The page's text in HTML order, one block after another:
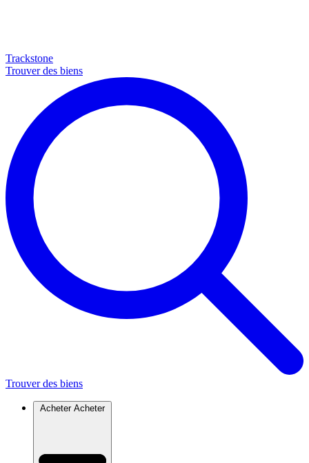
Trackstone
Trouver des biens
Trouver des biens
Acheter Acheter